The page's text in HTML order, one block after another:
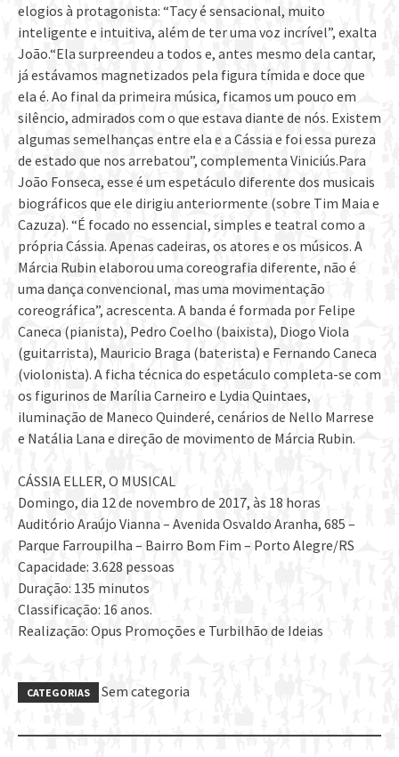
elogios à protagonista: “Tacy é sensacional, muito
inteligente e intuitiva, além de ter uma voz incrível”, exalta
João.“Ela surpreendeu a todos e, antes mesmo dela cantar,
já estávamos magnetizados pela figura tímida e doce que
ela é. Ao final da primeira música, ficamos um pouco em
silêncio, admirados com o que estava diante de nós. Existem
algumas semelhanças entre ela e a Cássia e foi essa pureza
de estado que nos arrebatou”, complementa Viniciús.Para
João Fonseca, esse é um espetáculo diferente dos musicais
biográficos que ele dirigiu anteriormente (sobre Tim Maia e
Cazuza). “É focado no essencial, simples e teatral como a
própria Cássia. Apenas cadeiras, os atores e os músicos. A
Márcia Rubin elaborou uma coreografia diferente, não é
uma dança convencional, mas uma movimentação
coreográfica”, acrescenta. A banda é formada por Felipe
Caneca (pianista), Pedro Coelho (baixista), Diogo Viola
(guitarrista), Mauricio Braga (baterista) e Fernando Caneca
(violonista). A ficha técnica do espetáculo completa-se com
os figurinos de Marília Carneiro e Lydia Quintaes,
iluminação de Maneco Quinderé, cenários de Nello Marrese
e Natália Lana e direção de movimento de Márcia Rubin.
CÁSSIA ELLER, O MUSICAL
Domingo, dia 12 de novembro de 2017, às 18 horas
Auditório Araújo Vianna – Avenida Osvaldo Aranha, 685 –
Parque Farroupilha – Bairro Bom Fim – Porto Alegre/RS
Capacidade: 3.628 pessoas
Duração: 135 minutos
Classificação: 16 anos.
Realização: Opus Promoções e Turbilhão de Ideias
CATEGORIAS Sem categoria